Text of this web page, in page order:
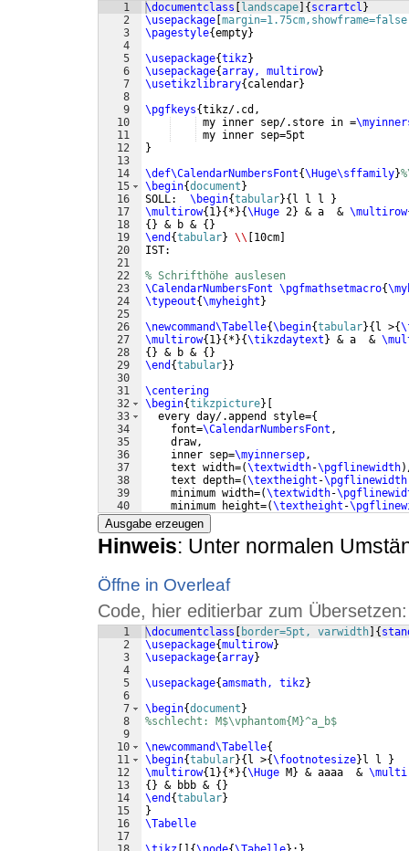
1
2
3
4
5
6
7
8
9
10
11
12
13
14
15
16
17
18
19
20
21
22
23
24
25
26
27
28
29
30
31
32
33
34
35
36
37
38
39
40
41
\documentclass landscape { scrartcl }
\usepackage margin=1.75cm,showframe=false
\pagestyle{empty}
\usepackage{tikz}
\usepackage{array, multirow}
\usetikzlibrary{ calendar}
\pgfkeys{tikz/.cd,
my inner sep/.store in =
my inner sep=5pt
}
\def\CalendarNumbersFont{\Huge\sffamily}
\begin{document }
SOLL: \begin{tabular}{ l l l
}
\multirow{ 1}{ * }{\Huge 2} & a  & \multirow
{ } & b & { }
\end {tabular} \\ 10cm
IST:
% Schrifthöhe auslesen
\CalendarNumbersFont \pgfmathsetmacro{
\typeout{\myheight }
\newcommand\Tabelle{\begin{tabular}{ l >{
\multirow{ 1}{ * }{\tikzdaytext } & a  &
{ } & b & { }
\end {tabular} }
\centering
\begin{tikzpicture}
  every day/.append style=
{
    font=
\CalendarNumbersFont ,
    draw,
    inner sep=
\myinnersep,
    text width=
(\textwidth-\pgflinewidth)
    text depth=
(\textheight -\pgflinewidth
    minimum width=
(\textwidth-
    minimum height=
(\textheight -
},
Ausgabe erzeugen
Hinweis: Unter normalen
Öffne in Overleaf
Code, hier editierbar zum Übersetzen:
1
2
3
4
5
6
7
8
9
10
11
12
13
14
15
16
17
\documentclass border=5pt, varwidth {
\usepackage{multirow}
\usepackage{array}
\usepackage{amsmath, tikz}
\begin{document }
%schlecht: M$\vphantom{M}^a_b$
\newcommand\Tabelle{
\begin{tabular}{ l >{\footnotesize} l l
}
\multirow{ 1}{ * }{\Huge M } & aaaa  &
{ } & bbb & { }
\end {tabular}
}
\Tabelle